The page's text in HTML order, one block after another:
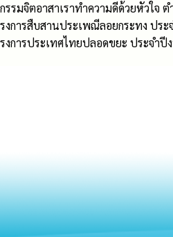
รรมจิตอาสาเราทำความดีด้วยหัวใจ
งการสืบสานประเพณีลอยกระทง ปร
งการประเทศไทยปลอดขยะ ประจำ